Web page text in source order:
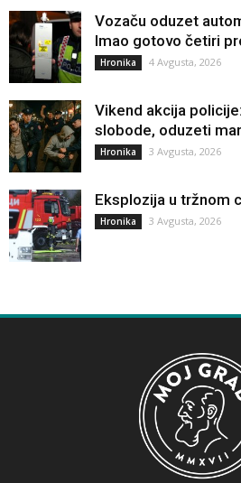
Vozaču oduzet
Imao gotovo četiri
Hronika 4 Avgusta, 2026
Vikend akcija
slobode, oduzeti
Hronika 3 Avgusta, 2026
Eksplozija u tržnom
Hronika 3 Avgusta, 2026